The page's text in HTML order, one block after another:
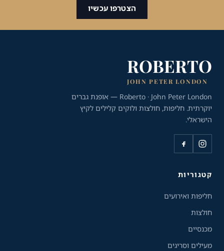
הצטרפו עכשיו
ROBERTO
JOHN PETER LONDON
Roberto · John Peter London — אופנת גברים
יוקרתית. חליפות, חולצות ולוקים קלילים לקיץ
הישראלי.
קטגוריות
חליפות ואירועים
חולצות
מכנסיים
מעילים וסריגים
גודל טקסט